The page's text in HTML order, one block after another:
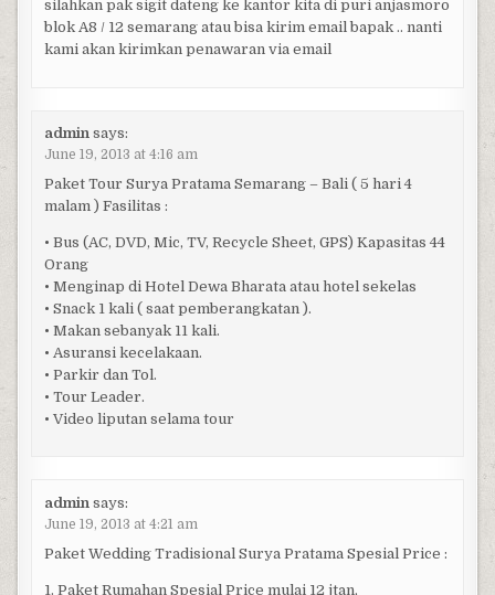
silahkan pak sigit dateng ke kantor kita di puri anjasmoro
blok A8 / 12 semarang atau bisa kirim email bapak .. nanti
kami akan kirimkan penawaran via email
admin says:
June 19, 2013 at 4:16 am
Paket Tour Surya Pratama Semarang – Bali ( 5 hari 4
malam ) Fasilitas :
• Bus (AC, DVD, Mic, TV, Recycle Sheet, GPS) Kapasitas 44
Orang
• Menginap di Hotel Dewa Bharata atau hotel sekelas
• Snack 1 kali ( saat pemberangkatan ).
• Makan sebanyak 11 kali.
• Asuransi kecelakaan.
• Parkir dan Tol.
• Tour Leader.
• Video liputan selama tour
admin says:
June 19, 2013 at 4:21 am
Paket Wedding Tradisional Surya Pratama Spesial Price :
1. Paket Rumahan Spesial Price mulai 12 jtan,